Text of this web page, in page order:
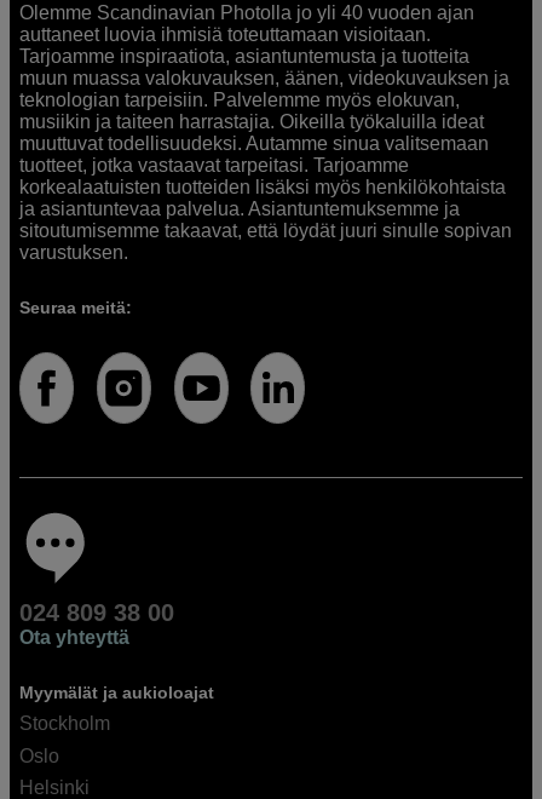
Olemme Scandinavian Photolla jo yli 40 vuoden ajan
auttaneet luovia ihmisiä toteuttamaan visioitaan.
Tarjoamme inspiraatiota, asiantuntemusta ja tuotteita
muun muassa valokuvauksen, äänen, videokuvauksen ja
teknologian tarpeisiin. Palvelemme myös elokuvan,
musiikin ja taiteen harrastajia. Oikeilla työkaluilla ideat
muuttuvat todellisuudeksi. Autamme sinua valitsemaan
tuotteet, jotka vastaavat tarpeitasi. Tarjoamme
korkealaatuisten tuotteiden lisäksi myös henkilökohtaista
ja asiantuntevaa palvelua. Asiantuntemuksemme ja
sitoutumisemme takaavat, että löydät juuri sinulle sopivan
varustuksen.
Seuraa meitä:
024 809 38 00
Ota yhteyttä
Myymälät ja aukioloajat
Stockholm
Oslo
Helsinki